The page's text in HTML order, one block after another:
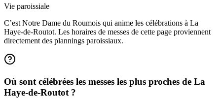
Vie paroissiale
C’est Notre Dame du Roumois qui anime les célébrations à La
Haye-de-Routot. Les horaires de messes de cette page proviennent
directement des plannings paroissiaux.
Où sont célébrées les messes les plus proches de La
Haye-de-Routot ?